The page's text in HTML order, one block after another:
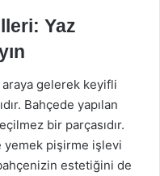
Yaz
araya gelerek keyifli
Bahçede yapılan
bir parçasıdır.
yemek pişirme işlevi
estetiğini de